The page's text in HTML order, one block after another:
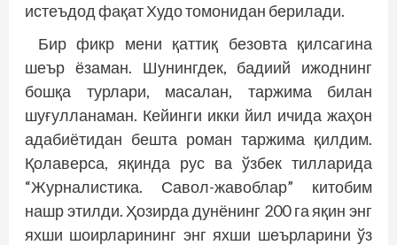
истеъдод фақат Худо томонидан берилади.
Бир фикр мени қаттиқ безовта қилсагина
шеър ёзаман. Шунингдек, бадиий ижоднинг
бош­­қа турлари, масалан, таржима билан
шуғулланаман. Кейинги икки йил ичида жаҳон
адабиётидан бешта роман таржима қилдим.
Қолаверса, яқинда рус ва ўзбек тилларида
“Журналистика. Савол-жавоблар” китобим
нашр этилди. Ҳозирда дунёнинг 200 га яқин энг
яхши шоирларининг энг яхши шеърларини ўз